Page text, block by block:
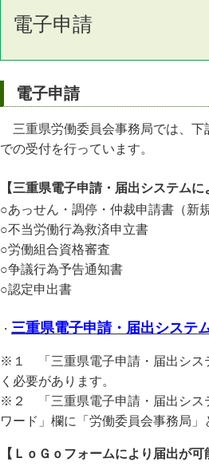
電子申請
電子申請
三重県労働委員会事務局では、下
での受付を行っています。
【三重県電子申請・届出システム
○あっせん・調停・仲裁申請書（新
○不当労働行為救済申立書
○労働組合資格審査
○争議行為予告通知書
○認定申出書
・ 三重県電子申請・届出システ
※１ 「三重県電子申請・届出シス
く必要があります。
※２ 「三重県電子申請・届出シス
ワード」欄に「労働委員会事務局」
【ＬｏＧｏフォームにより届出が可